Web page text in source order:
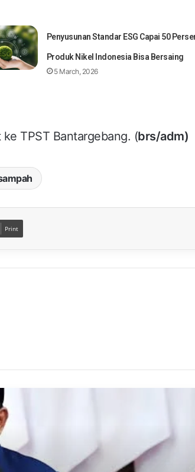
Penyusunan Standar ESG Capai 50
Produk Nikel Indonesia Bisa Bersaing
5 March, 2026
TPST Bantargebang. (brs/adm)
Print